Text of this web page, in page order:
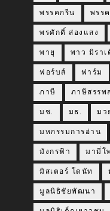
พรรคกรีน พรร
พรศักดิ์ ส่องแสง
พายุ พาว มิราเ
ฟอร์บส์ ฟาร์ม
ภาษี ภาษีสรรพ
มช. มธ. มว
มหกรรมการอ่าน
มังกรฟ้า มามี่โ
มิสเตอร์ โดนัท
มูลนิธิชัยพัฒนา